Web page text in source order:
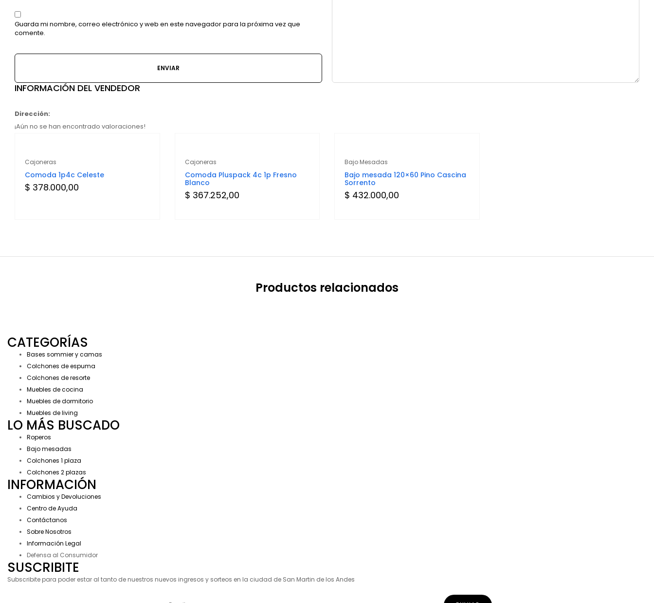
Guarda mi nombre, correo electrónico y web en este navegador para la próxima vez que
comente.
INFORMACIÓN DEL VENDEDOR
Dirección:
¡Aún no se han encontrado valoraciones!
Cajoneras
Comoda 1p4c Celeste
$ 378.000,00
Cajoneras
Comoda Pluspack 4c 1p Fresno
Blanco
$ 367.252,00
Bajo Mesadas
Bajo mesada 120×60 Pino Cascina
Sorrento
$ 432.000,00
Productos relacionados
CATEGORÍAS
Bases sommier y camas
Colchones de espuma
Colchones de resorte
Muebles de cocina
Muebles de dormitorio
Muebles de living
LO MÁS BUSCADO
Roperos
Bajo mesadas
Colchones 1 plaza
Colchones 2 plazas
INFORMACIÓN
Cambios y Devoluciones
Centro de Ayuda
Contáctanos
Sobre Nosotros
Información Legal
Defensa al Consumidor
SUSCRIBITE
Subscribite para poder estar al tanto de nuestros nuevos ingresos y sorteos en la ciudad de San Martin de los Andes